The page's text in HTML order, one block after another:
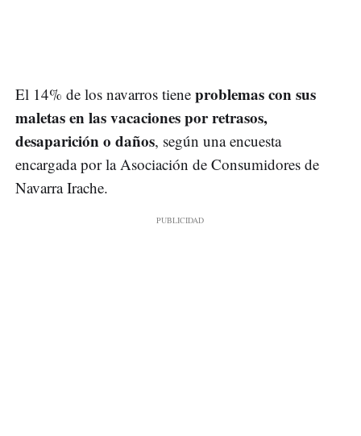
El 14% de los navarros tiene problemas con sus
maletas en las vacaciones por retrasos,
desaparición o daños, según una encuesta
encargada por la Asociación de Consumidores de
Navarra Irache.